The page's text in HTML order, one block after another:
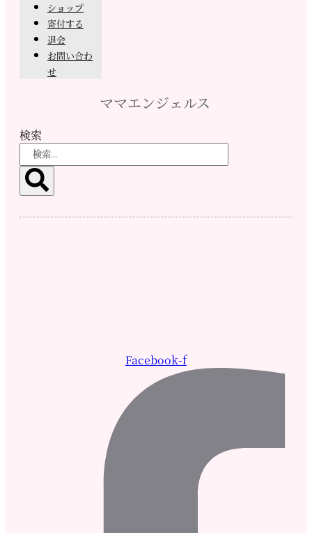
ショップ
寄付する
退会
お問い合わ
せ
ママエンジェルス
検索
Facebook-f